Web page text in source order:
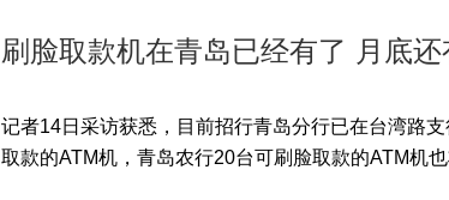
刷脸取款机在青岛已经有了 月底
记者14日采访获悉，目前招行青岛分行已在台湾路
取款的ATM机，青岛农行20台可刷脸取款的ATM机